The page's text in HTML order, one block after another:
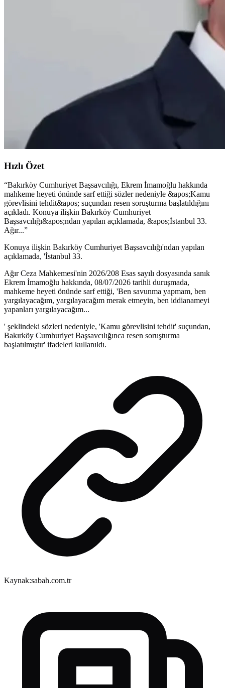
Hızlı Özet
“Bakırköy Cumhuriyet Başsavcılığı, Ekrem İmamoğlu hakkında
mahkeme heyeti önünde sarf ettiği sözler nedeniyle &apos;Kamu
görevlisini tehdit&apos; suçundan resen soruşturma başlatıldığını
açıkladı. Konuya ilişkin Bakırköy Cumhuriyet
Başsavcılığı&apos;ndan yapılan açıklamada, &apos;İstanbul 33.
Ağır...”
Konuya ilişkin Bakırköy Cumhuriyet Başsavcılığı'ndan yapılan
açıklamada, 'İstanbul 33.
Ağır Ceza Mahkemesi'nin 2026/208 Esas sayılı dosyasında sanık
Ekrem İmamoğlu hakkında, 08/07/2026 tarihli duruşmada,
mahkeme heyeti önünde sarf ettiği, 'Ben savunma yapmam, ben
yargılayacağım, yargılayacağım merak etmeyin, ben iddianameyi
yapanları yargılayacağım...
' şeklindeki sözleri nedeniyle, 'Kamu görevlisini tehdit' suçundan,
Bakırköy Cumhuriyet Başsavcılığınca resen soruşturma
başlatılmıştır' ifadeleri kullanıldı.
Kaynak:sabah.com.tr